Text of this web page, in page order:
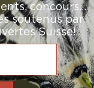
concours…
soutenus par
Suisse!